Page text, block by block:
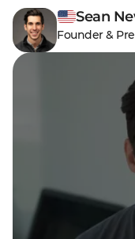
Sean
Founder &